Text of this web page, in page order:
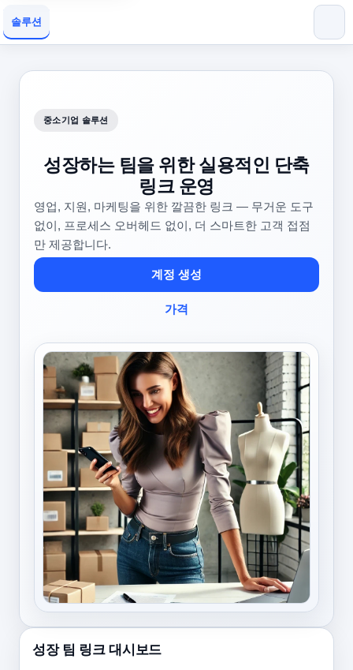
솔루션
중소기업 솔루션
성장하는 팀을 위한 실용적인 단축
링크 운영
영업, 지원, 마케팅을 위한 깔끔한 링크 — 무거운 도구
없이, 프로세스 오버헤드 없이, 더 스마트한 고객 접점
만 제공합니다.
계정 생성
가격
성장 팀 링크 대시보드